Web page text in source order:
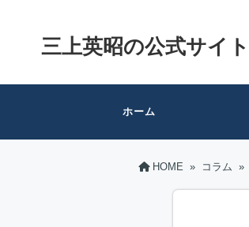
三上英昭の公式サイト
ホーム
HOME » コラム »